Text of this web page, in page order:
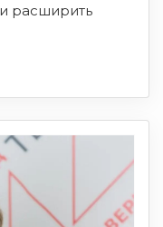
расширить